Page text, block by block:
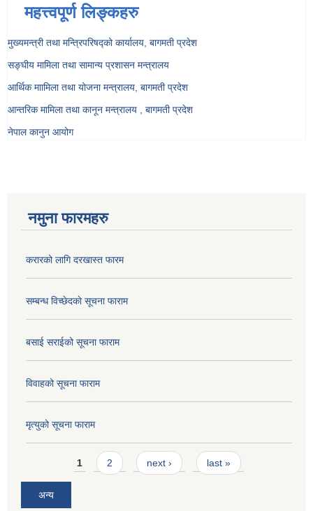
महत्त्वपूर्ण लिङ्कहरु
मुख्यमन्त्री तथा मन्त्रिपरिषद्को कार्यालय, बागमती प्रदेश
सङ्‍घीय मामिला तथा सामान्य प्रशासन मन्त्रालय
आर्थिक माामिला तथा योजना मन्त्रालय, बागमती प्रदेश
आन्तरिक मामिला तथा कानून मन्त्रालय , बागमती प्रदेश
नेपाल कानुन आयोग
नमुना फारमहरु
करारको लागि दरखास्त फारम
सम्बन्ध विच्छेदकाे सूचना फाराम
बसाई सराईको सूचना फाराम
विवाहको सूचना फाराम
मृत्युको सूचना फाराम
Pages1 2 next › last »
अन्य